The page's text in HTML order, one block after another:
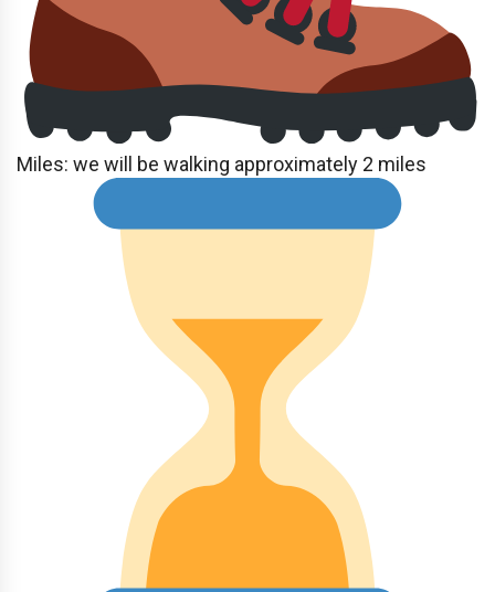
Miles: we will be walking approximately 2 miles